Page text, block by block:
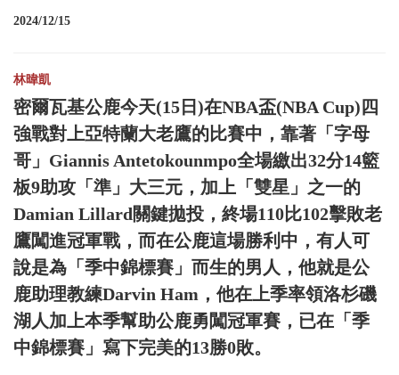
2024/12/15
林暐凱
密爾瓦基公鹿今天(15日)在NBA盃(NBA Cup)四
強戰對上亞特蘭大老鷹的比賽中，靠著「字母
哥」Giannis Antetokounmpo全場繳出32分14籃
板9助攻「準」大三元，加上「雙星」之一的
Damian Lillard關鍵拋投，終場110比102擊敗老
鷹闖進冠軍戰，而在公鹿這場勝利中，有人可
說是為「季中錦標賽」而生的男人，他就是公
鹿助理教練Darvin Ham，他在上季率領洛杉磯
湖人加上本季幫助公鹿勇闖冠軍賽，已在「季
中錦標賽」寫下完美的13勝0敗。